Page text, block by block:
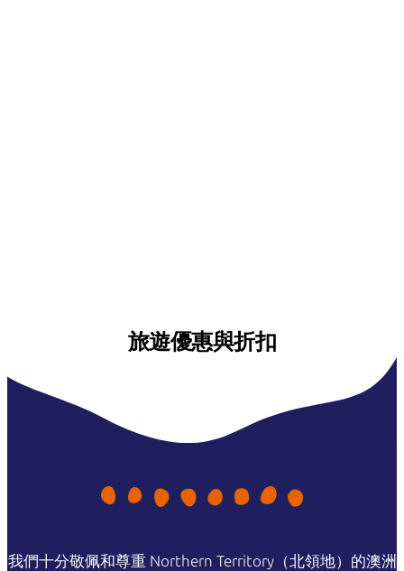
旅遊優惠與折扣
我們十分敬佩和尊重 Northern Territory（北領地）的澳洲